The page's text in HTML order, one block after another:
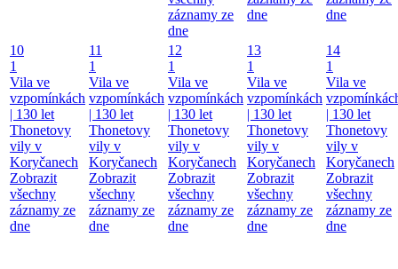
záznamy ze
dne
dne
dne
10
1
Vila ve
vzpomínkách
| 130 let
Thonetovy
vily v
Koryčanech
Zobrazit
všechny
záznamy ze
dne
11
1
Vila ve
vzpomínkách
| 130 let
Thonetovy
vily v
Koryčanech
Zobrazit
všechny
záznamy ze
dne
12
1
Vila ve
vzpomínkách
| 130 let
Thonetovy
vily v
Koryčanech
Zobrazit
všechny
záznamy ze
dne
13
1
Vila ve
vzpomínkách
| 130 let
Thonetovy
vily v
Koryčanech
Zobrazit
všechny
záznamy ze
dne
14
1
Vila ve
| 130 let
Thonetovy
vily v
Koryčanech
Zobrazit
všechny
záznamy ze
dne